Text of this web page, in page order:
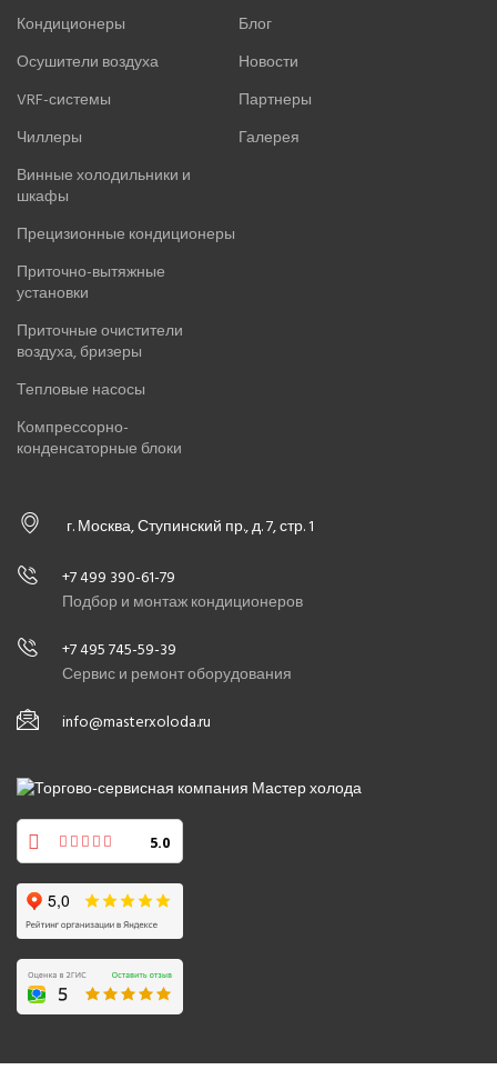
Кондиционеры
Осушители воздуха
VRF-системы
Чиллеры
Винные холодильники и
шкафы
Прецизионные кондиционеры
Приточно-вытяжные
установки
Приточные очистители
воздуха, бризеры
Тепловые насосы
Компрессорно-
конденсаторные блоки
Блог
Новости
Партнеры
Галерея
г. Москва, Ступинский пр., д. 7, стр. 1
+7 499 390-61-79
Подбор и монтаж кондиционеров
+7 495 745-59-39
Сервис и ремонт оборудования
info@masterxoloda.ru
5.0